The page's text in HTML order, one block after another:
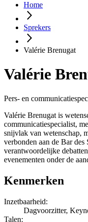
Home
Sprekers
Valérie Brenugat
Valérie
Pers- en
Valérie Brenugat is
communicatiespecialist,
snijvlak van wetenschap,
verbonden aan de Bar des
verantwoordelijke
evenementen onder de
Kenmerken
Inzetbaarheid:
Dagvoorzitter,
Talen: